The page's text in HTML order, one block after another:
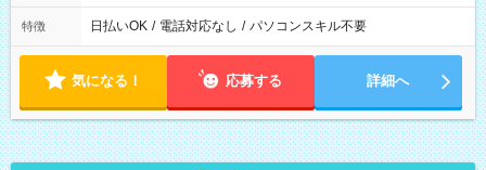
特徴 日払いOK / 電話対応なし / パソコンスキル不要
気になる！ 応募する 詳細へ